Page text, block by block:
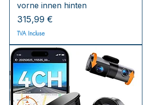
vorne innen hinten
Prix
315,99 €
TVA Incluse